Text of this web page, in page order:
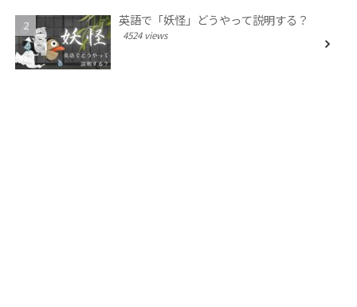
英語で「妖怪」どうやって説明する？
4524 views